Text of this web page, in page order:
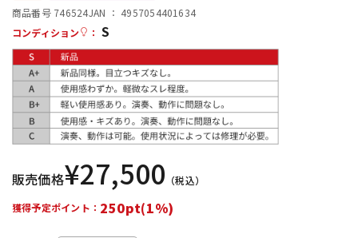
配信/ライブ機器
中古
商品番号 746524JAN ： 4957054401634
コンディション
： S
販売価格¥27,500 （税込）
獲得予定ポイント： 250pt(1%)